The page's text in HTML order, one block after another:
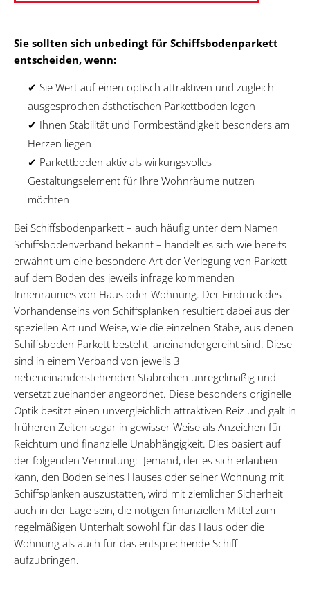
Sie sollten sich unbedingt für Schiffsbodenparkett
entscheiden, wenn:
✔ Sie Wert auf einen optisch attraktiven und zugleich
ausgesprochen ästhetischen Parkettboden legen
✔ Ihnen Stabilität und Formbeständigkeit besonders am
Herzen liegen
✔ Parkettboden aktiv als wirkungsvolles
Gestaltungselement für Ihre Wohnräume nutzen
möchten
Bei Schiffsbodenparkett – auch häufig unter dem Namen
Schiffsbodenverband bekannt – handelt es sich wie bereits
erwähnt um eine besondere Art der Verlegung von Parkett
auf dem Boden des jeweils infrage kommenden
Innenraumes von Haus oder Wohnung. Der Eindruck des
Vorhandenseins von Schiffsplanken resultiert dabei aus der
speziellen Art und Weise, wie die einzelnen Stäbe, aus denen
Schiffsboden Parkett besteht, aneinandergereiht sind. Diese
sind in einem Verband von jeweils 3
nebeneinanderstehenden Stabreihen unregelmäßig und
versetzt zueinander angeordnet. Diese besonders originelle
Optik besitzt einen unvergleichlich attraktiven Reiz und galt in
früheren Zeiten sogar in gewisser Weise als Anzeichen für
Reichtum und finanzielle Unabhängigkeit. Dies basiert auf
der folgenden Vermutung: Jemand, der es sich erlauben
kann, den Boden seines Hauses oder seiner Wohnung mit
Schiffsplanken auszustatten, wird mit ziemlicher Sicherheit
auch in der Lage sein, die nötigen finanziellen Mittel zum
regelmäßigen Unterhalt sowohl für das Haus oder die
Wohnung als auch für das entsprechende Schiff
aufzubringen.